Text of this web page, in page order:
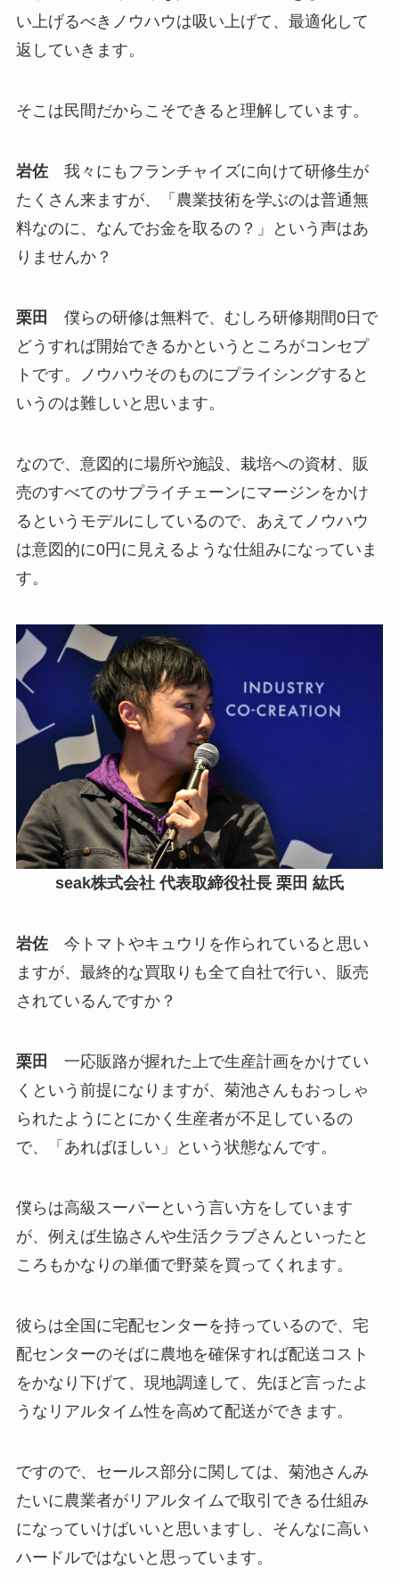
い上げるべきノウハウは吸い上げて、最適化して
返していきます。
そこは民間だからこそできると理解しています。
岩佐我々にもフランチャイズに向けて研修生が
たくさん来ますが、「農業技術を学ぶのは普通無
料なのに、なんでお金を取るの？」という声はあ
りませんか？
栗田
僕らの研修は無料で、むしろ研修期間0日で
どうすれば開始できるかというところがコンセプ
トです。ノウハウそのものにプライシングすると
いうのは難しいと思います。
なので、意図的に場所や施設、栽培への資材、販
売のすべてのサプライチェーンにマージンをかけ
るというモデルにしているので、あえてノウハウ
は意図的に0円に見えるような仕組みになっていま
す。
seak株式会社 代表取締役社長 栗田 紘氏
岩佐 今トマトやキュウリを作られていると思い
ますが、最終的な買取りも全て自社で行い、販売
されているんですか？
栗田 一応販路が握れた上で生産計画をかけてい
くという前提になりますが、菊池さんもおっしゃ
られたようにとにかく生産者が不足しているの
で、「あればほしい」という状態なんです。
僕らは高級スーパーという言い方をしています
が、例えば生協さんや生活クラブさんといったと
ころもかなりの単価で野菜を買ってくれます。
彼らは全国に宅配センターを持っているので、宅
配センターのそばに農地を確保すれば配送コスト
をかなり下げて、現地調達して、先ほど言ったよ
うなリアルタイム性を高めて配送ができます。
ですので、セールス部分に関しては、菊池さんみ
たいに農業者がリアルタイムで取引できる仕組み
になっていけばいいと思いますし、そんなに高い
ハードルではないと思っています。